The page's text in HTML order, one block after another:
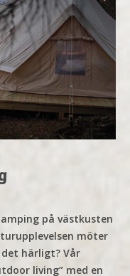
på västkusten
möter
härligt? Vår
living” med en